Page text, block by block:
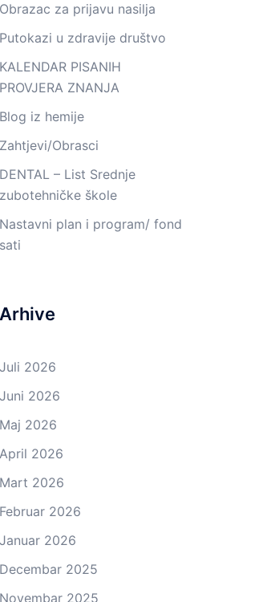
Obrazac za prijavu nasilja
Putokazi u zdravije društvo
KALENDAR PISANIH
PROVJERA ZNANJA
Blog iz hemije
Zahtjevi/Obrasci
DENTAL – List Srednje
zubotehničke škole
Nastavni plan i program/ fond
sati
Arhive
Juli 2026
Juni 2026
Maj 2026
April 2026
Mart 2026
Februar 2026
Januar 2026
Decembar 2025
Novembar 2025